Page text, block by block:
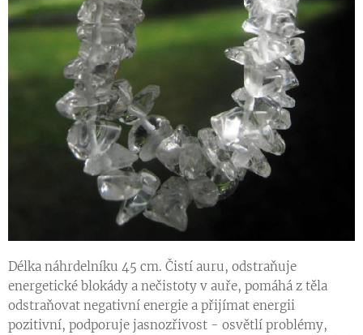
Délka náhrdelníku 45 cm. Čistí auru, odstraňuje
energetické blokády a nečistoty v auře, pomáhá z těla
odstraňovat negativní energie a přijímat energii
pozitivní, podporuje jasnozřivost - osvětlí problémy,